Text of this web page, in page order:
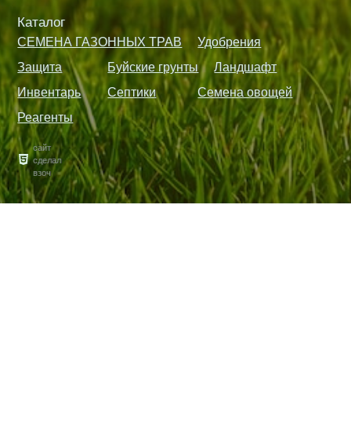
Каталог
СЕМЕНА ГАЗОННЫХ ТРАВ
Удобрения
Защита
Буйские грунты
Ландшафт
Инвентарь
Септики
Семена овощей
Реагенты
сайт
сделал
взоч